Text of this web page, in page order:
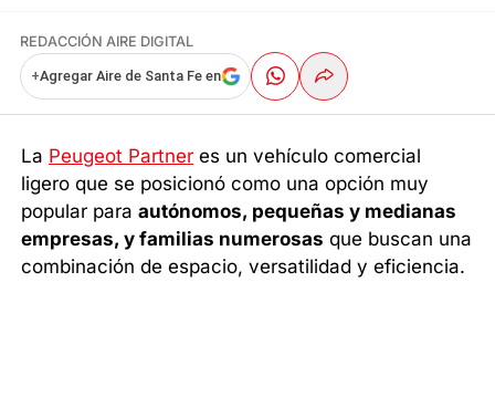
REDACCIÓN AIRE DIGITAL
+Agregar Aire de Santa Fe en
La Peugeot Partner es un vehículo comercial
ligero que se posicionó como una opción muy
popular paraautónomos, pequeñas y medianas
empresas, y familias numerosas que buscan una
combinación de espacio, versatilidad y eficiencia.